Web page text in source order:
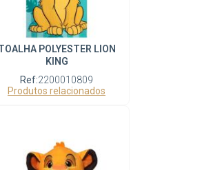
POLYESTER LION
KING
Ref:2200010809
Produtos relacionados